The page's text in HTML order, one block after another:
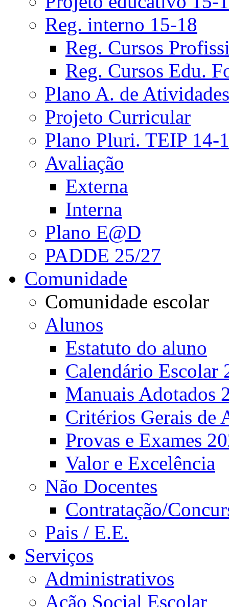
Reg. interno 15-18
Reg. Cursos
Reg. Cursos Edu.
Plano A. de Atividades
Projeto Curricular
Plano Pluri. TEIP 14-
Avaliação
Externa
Interna
Plano E@D
PADDE 25/27
Comunidade
Comunidade escolar
Alunos
Estatuto do aluno
Calendário Escolar
Manuais Adotados
Critérios Gerais de
Provas e Exames
Valor e Excelência
Não Docentes
Contratação/
Pais / E.E.
Serviços
Administrativos
Ação Social Escolar